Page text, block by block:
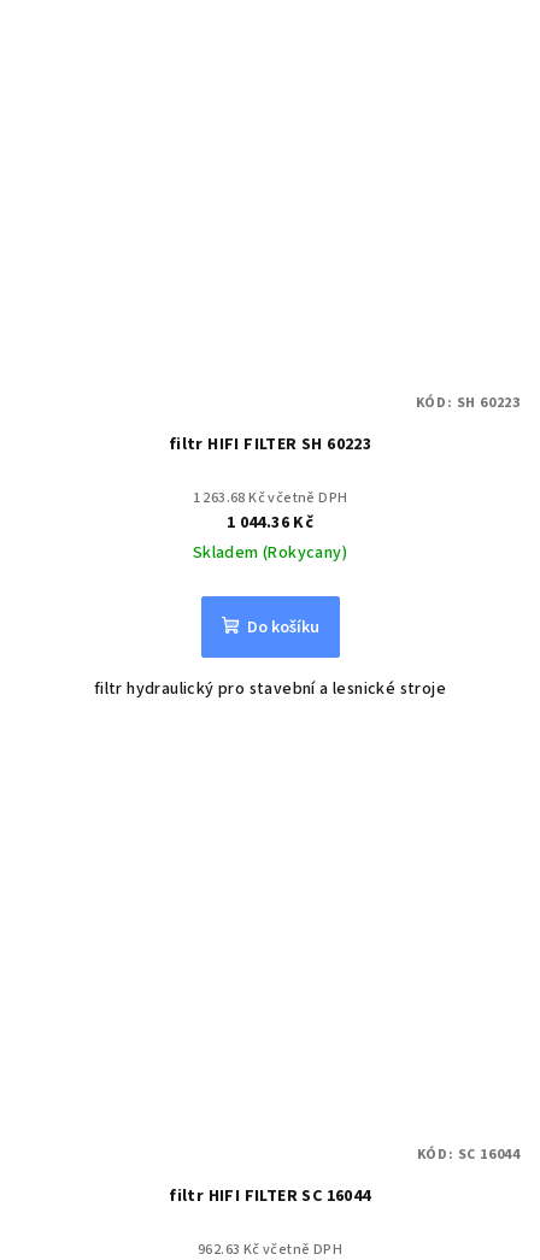
filtr HIFI FILTER SH 60223
1 263.68 Kč včetně DPH
1 044.36 Kč
Skladem (Rokycany)
Do košíku
filtr hydraulický pro stavební a lesnické stroje
KÓD: SH 60223
filtr HIFI FILTER SC 16044
962.63 Kč včetně DPH
KÓD: SC 16044